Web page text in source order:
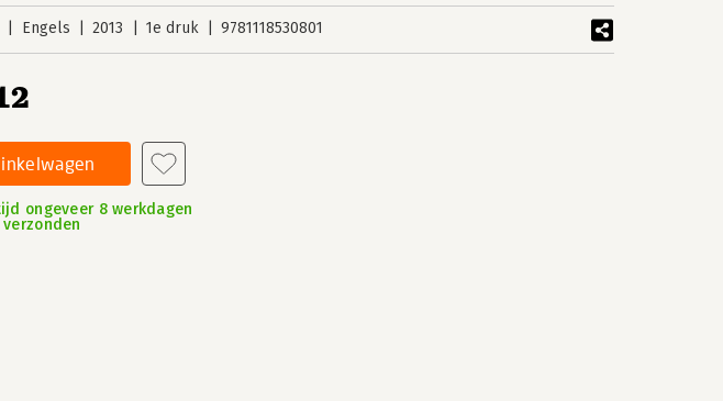
Engels 2013 1e druk 9781118530801
ongeveer 8 werkdagen